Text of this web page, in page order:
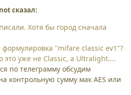
сказал:
Хотя бы город сначала
"mifare classic ev1"?
это уже не Classic, а Ultralight....
по телеграмму обсудим
контрольную сумму мак AES или